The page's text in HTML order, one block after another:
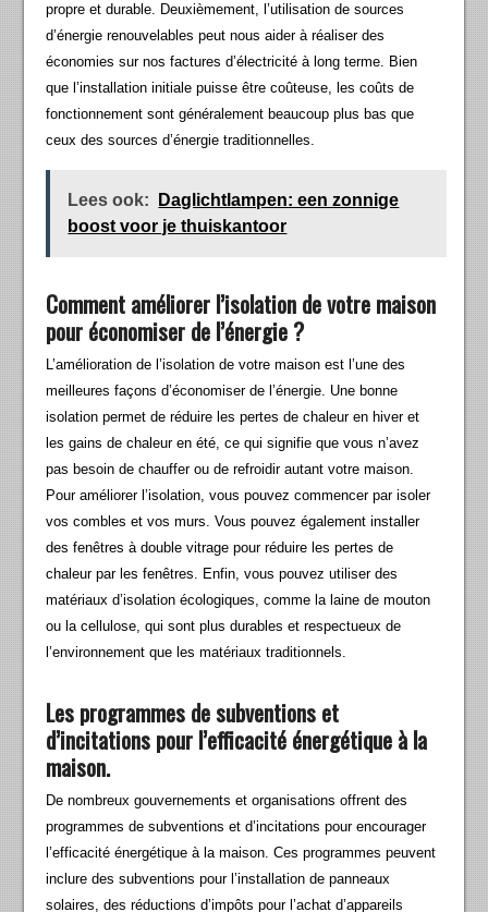
propre et durable. Deuxièmement, l’utilisation de sources
d’énergie renouvelables peut nous aider à réaliser des
économies sur nos factures d’électricité à long terme. Bien
que l’installation initiale puisse être coûteuse, les coûts de
fonctionnement sont généralement beaucoup plus bas que
ceux des sources d’énergie traditionnelles.
Lees ook:
Daglichtlampen: een zonnige
boost voor je thuiskantoor
Comment améliorer l’isolation de votre maison
pour économiser de l’énergie ?
L’amélioration de l’isolation de votre maison est l’une des
meilleures façons d’économiser de l’énergie. Une bonne
isolation permet de réduire les pertes de chaleur en hiver et
les gains de chaleur en été, ce qui signifie que vous n’avez
pas besoin de chauffer ou de refroidir autant votre maison.
Pour améliorer l’isolation, vous pouvez commencer par isoler
vos combles et vos murs. Vous pouvez également installer
des fenêtres à double vitrage pour réduire les pertes de
chaleur par les fenêtres. Enfin, vous pouvez utiliser des
matériaux d’isolation écologiques, comme la laine de mouton
ou la cellulose, qui sont plus durables et respectueux de
l’environnement que les matériaux traditionnels.
Les programmes de subventions et
d’incitations pour l’efficacité énergétique à la
maison.
De nombreux gouvernements et organisations offrent des
programmes de subventions et d’incitations pour encourager
l’efficacité énergétique à la maison. Ces programmes peuvent
inclure des subventions pour l’installation de panneaux
solaires, des réductions d’impôts pour l’achat d’appareils